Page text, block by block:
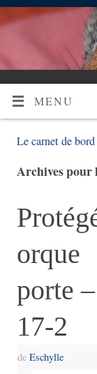
MENU
Le carnet de
Archives
porte –
17-2
deEschylle